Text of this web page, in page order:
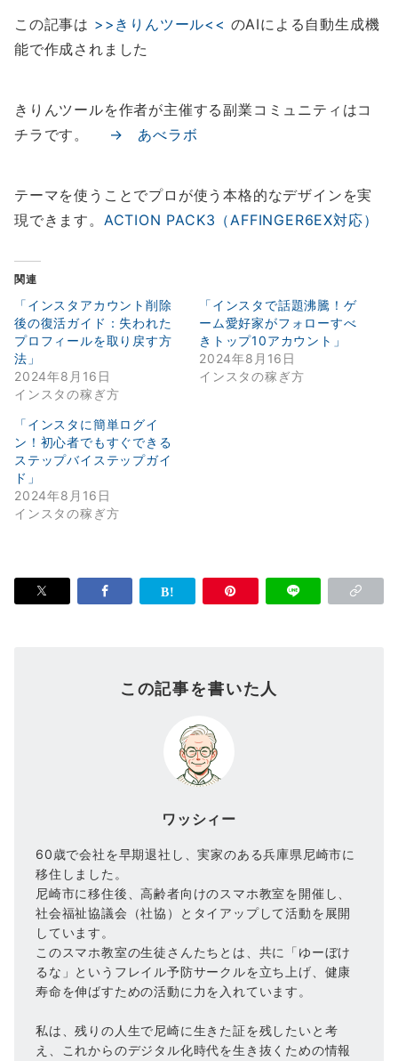
この記事は >>きりんツール<< のAIによる自動生成機
能で作成されました
きりんツールを作者が主催する副業コミュニティはコ
チラです。
→ あべラボ
テーマを使うことでプロが使う本格的なデザインを実
現できます。 ACTION PACK3（AFFINGER6EX対応）
関連
「インスタアカウント削除
後の復活ガイド：失われた
プロフィールを取り戻す方
法」
2024年8月16日
インスタの稼ぎ方
「インスタで話題沸騰！ゲ
ーム愛好家がフォローすべ
きトップ10アカウント」
2024年8月16日
インスタの稼ぎ方
「インスタに簡単ログイ
ン！初心者でもすぐできる
ステップバイステップガイ
ド」
2024年8月16日
インスタの稼ぎ方
この記事を書いた人
ワッシィー
60歳で会社を早期退社し、実家のある兵庫県尼崎市に
移住しました。
尼崎市に移住後、高齢者向けのスマホ教室を開催し、
社会福祉協議会（社協）とタイアップして活動を展開
しています。
このスマホ教室の生徒さんたちとは、共に「ゆーぼけ
るな」というフレイル予防サークルを立ち上げ、健康
寿命を伸ばすための活動に力を入れています。
私は、残りの人生で尼崎に生きた証を残したいと考
え、これからのデジタル化時代を生き抜くための情報